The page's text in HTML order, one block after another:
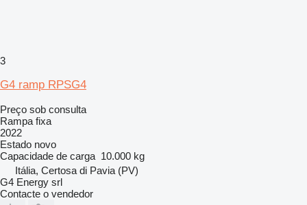
3
G4 ramp RPSG4
Preço sob consulta
Rampa fixa
2022
Estado novo
Capacidade de carga 10.000 kg
Itália, Certosa di Pavia (PV)
G4 Energy srl
Contacte o vendedor